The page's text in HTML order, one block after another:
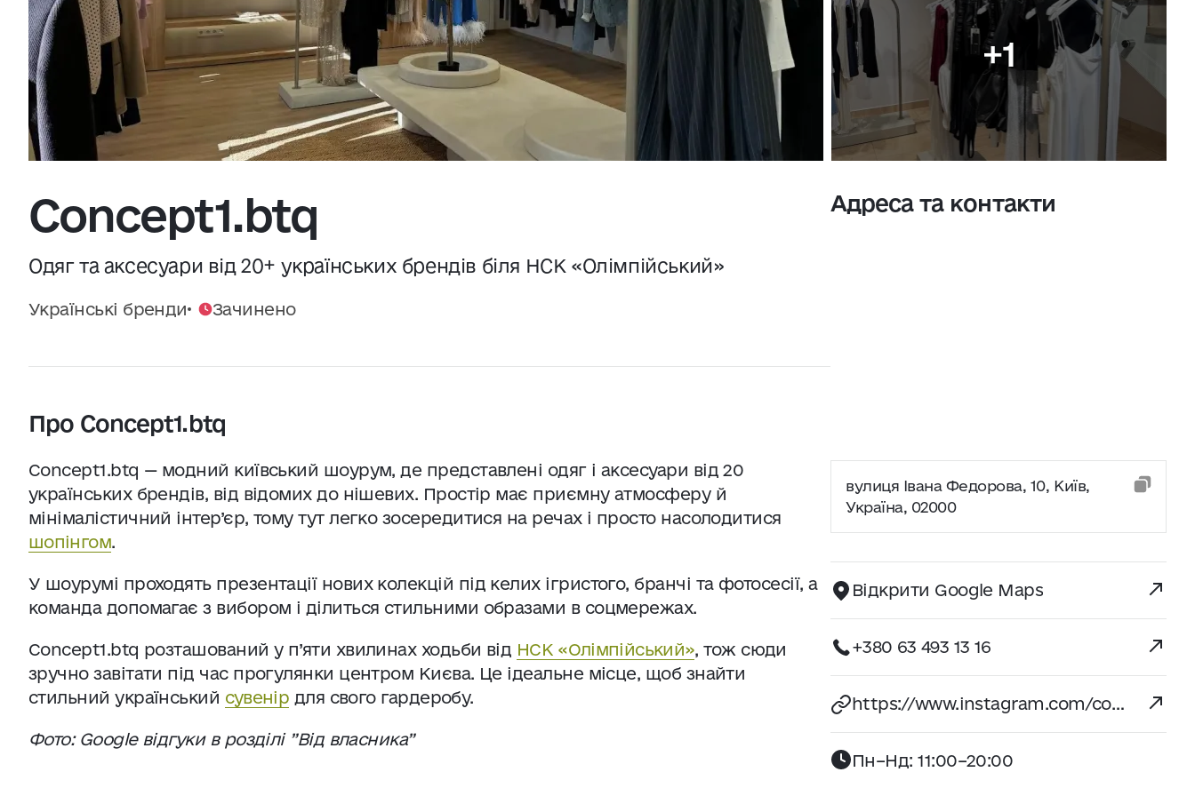
+1
Concept1.btq
Одяг та аксесуари від 20+ українських брендів біля НСК «Олімпійський»
Українські бренди Зачинено
Про Concept1.btq
Concept1.btq — модний київський шоурум, де представлені одяг і аксесуари від 20
українських брендів, від відомих до нішевих. Простір має приємну атмосферу й
мінімалістичний інтер’єр, тому тут легко зосередитися на речах і просто насолодитися
шопінгом.
У шоурумі проходять презентації нових колекцій під келих ігристого, бранчі та фотосесії, а
команда допомагає з вибором і ділиться стильними образами в соцмережах.
Concept1.btq розташований у п’яти хвилинах ходьби від НСК «Олімпійський», тож сюди
зручно завітати під час прогулянки центром Києва. Це ідеальне місце, щоб знайти
стильний український сувенір для свого гардеробу.
Фото: Google відгуки в розділі ”Від власника”
Адреса та контакти
вулиця Івана Федорова, 10, Київ,
Україна, 02000
Відкрити Google Maps
+380 63 493 13 16
https://www.instagram.com/concept1.btq/
Пн–Нд: 11:00–20:00